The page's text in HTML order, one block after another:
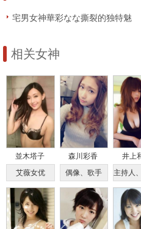
宅男女神華彩なな撕裂的独特魅
相关女神
並木塔子
艾薇女优
森川彩香
偶像、歌手
井上